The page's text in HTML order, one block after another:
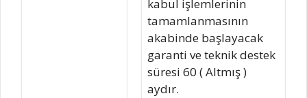
kabul işlemlerinin
tamamlanmasının
akabinde başlayacak
garanti ve teknik destek
süresi 60 ( Altmış )
aydır.